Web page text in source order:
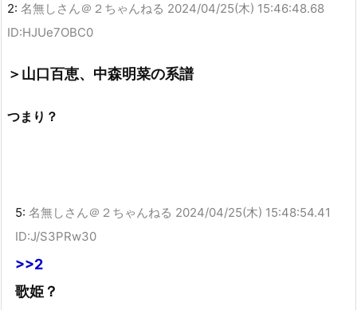
2: 名無しさん＠２ちゃんねる 2024/04/25(木) 15:46:48.68
ID:HJUe7OBC0
＞山口百恵、中森明菜の系譜
つまり？
5: 名無しさん＠２ちゃんねる 2024/04/25(木) 15:48:54.41
ID:J/S3PRw30
>>2
歌姫？